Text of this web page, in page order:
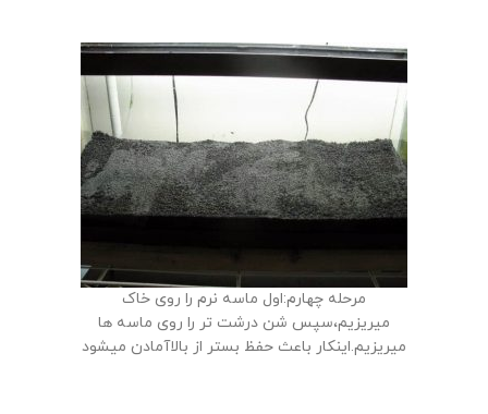
مرحله چهارم:اول ماسه نرم را روی خاک
میریزیم،سپس شن درشت تر را روی ماسه ها
میریزیم.اینکار باعث حفظ بستر از بالاآمادن میشود